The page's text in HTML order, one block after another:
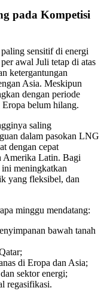
pada Kompetisi
paling sensitif di energi
awal Juli tetap di atas
ketergantungan
Asia. Meskipun
dengan periode
belum hilang.
saling
dalam pasokan LNG
dengan cepat
Amerika Latin. Bagi
ini meningkatkan
yang fleksibel, dan
minggu mendatang:
bawah tanah
di Eropa dan Asia;
sektor energi;
regasifikasi.